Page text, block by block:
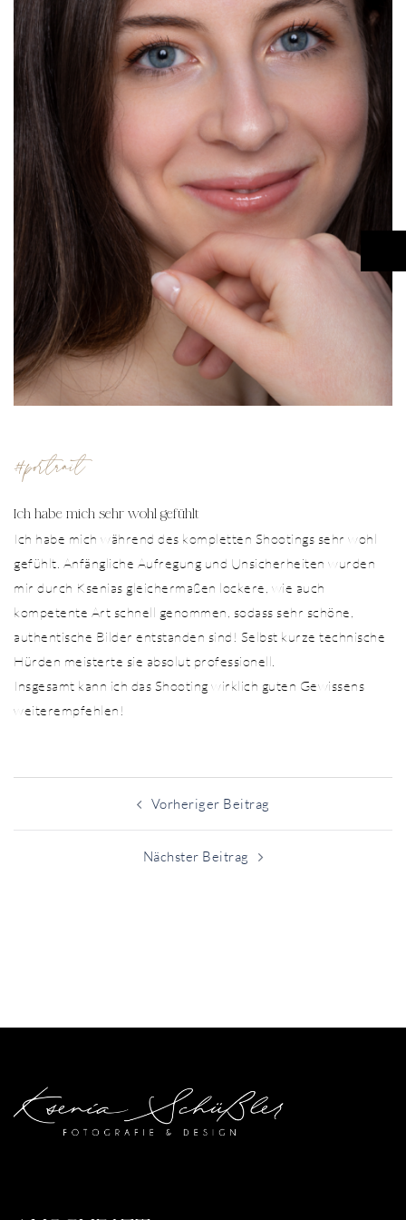
#portrait
Ich habe mich sehr wohl gefühlt
Ich habe mich während des kompletten Shootings sehr wohl
gefühlt. Anfängliche Aufregung und Unsicherheiten wurden
mir durch Ksenias gleichermaßen lockere, wie auch
kompetente Art schnell genommen, sodass sehr schöne,
authentische Bilder entstanden sind! Selbst kurze technische
Hürden meisterte sie absolut professionell.
Insgesamt kann ich das Shooting wirklich guten Gewissens
weiterempfehlen!
BeitragsnavigationVorheriger Beitrag
Nächster Beitrag